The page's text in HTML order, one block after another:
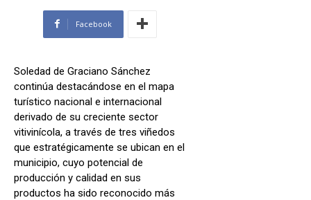
Facebook
Soledad de Graciano Sánchez
continúa destacándose en el mapa
turístico nacional e internacional
derivado de su creciente sector
vitivinícola, a través de tres viñedos
que estratégicamente se ubican en el
municipio, cuyo potencial de
producción y calidad en sus
productos ha sido reconocido más